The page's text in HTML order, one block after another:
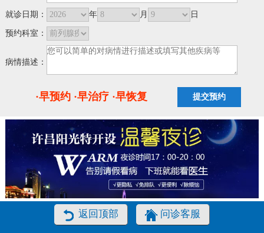
就诊日期： 年 月 日
预约科室：
病情描述：
·早预约 ·早治疗 ·早恢复
返回顶部 问诊客服